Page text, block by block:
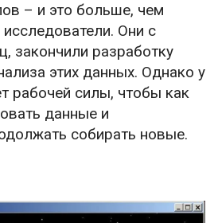
– и это больше, чем
Они с
закончили разработку
этих данных. Однако у
рабочей силы, чтобы как
данные и
собирать новые.